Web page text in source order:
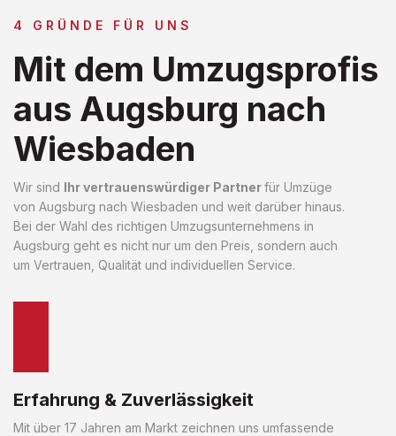
4 GRÜNDE FÜR UNS
Mit dem Umzugsprofis
aus Augsburg nach
Wiesbaden
Wir sind Ihr vertrauenswürdiger Partnerfür Umzüge
von Augsburg nach Wiesbaden und weit darüber hinaus.
Bei der Wahl des richtigen Umzugsunternehmens in
Augsburg geht es nicht nur um den Preis, sondern auch
um Vertrauen, Qualität und individuellen Service.
Erfahrung & Zuverlässigkeit
Mit über 17 Jahren am Markt zeichnen uns umfassende